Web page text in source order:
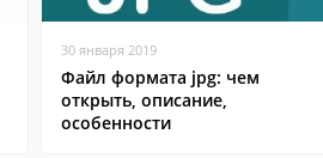
30 января 2019
Файл формата jpg: чем
открыть, описание,
особенности